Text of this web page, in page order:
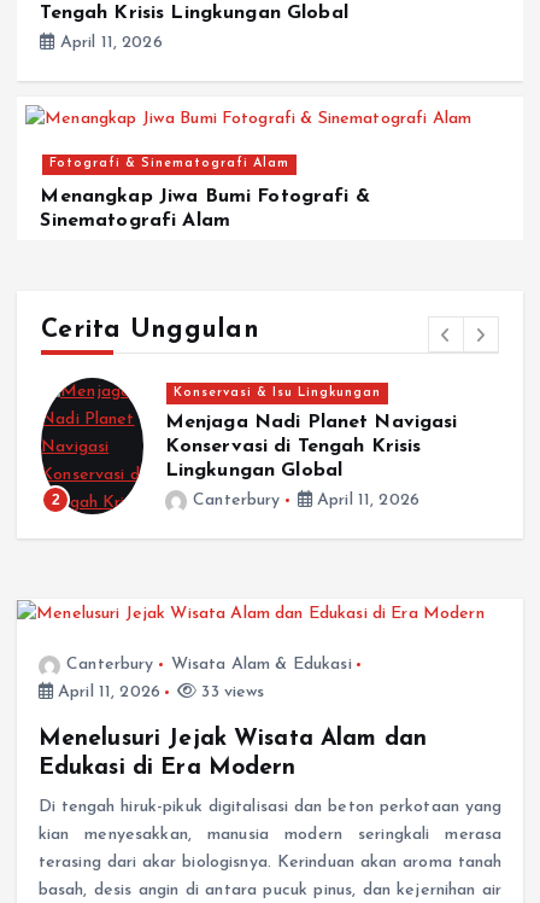
Tengah Krisis Lingkungan Global
April 11, 2026
Fotografi & Sinematografi Alam
Menangkap Jiwa Bumi Fotografi &
Sinematografi Alam
Cerita Unggulan
3
Fotografi & Sinematografi Alam
Menangkap Jiwa Bumi
Sinematografi Alam
Canterbury
April 11, 2026
Menelusuri Jejak Wisata Alam dan
Edukasi di Era Modern
kian menyesakkan, manusia modern seringkali merasa
terasing dari akar biologisnya. Kerinduan akan aroma tanah
basah, desis angin di antara pucuk pinus, dan kejernihan air